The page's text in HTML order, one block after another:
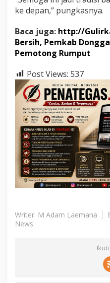
ke depan,” pungkasnya.
Baca juga: http://
Bersih, Pemkab
Pemotong Rumput
Post Views: 537
Writer: M Adam Laemana
News